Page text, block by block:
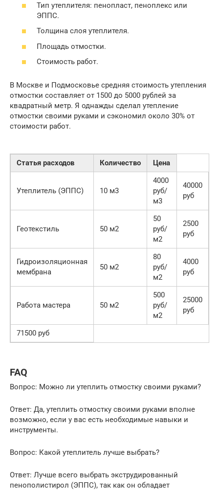
Тип утеплителя: пенопласт, пеноплекс или
ЭППС.
Толщина слоя утеплителя.
Площадь отмостки.
Стоимость работ.
В Москве и Подмосковье средняя стоимость утепления
отмостки составляет от 1500 до 5000 рублей за
квадратный метр. Я однажды сделал утепление
отмостки своими руками и сэкономил около 30% от
стоимости работ.
Статья расходов Количество Цена
Утеплитель (ЭППС) 10 м3
4000
руб/
м3
40000
руб
Геотекстиль 50 м2
50
руб/
м2
2500
руб
Гидроизоляционная
мембрана
50 м2
80
руб/
м2
4000
руб
Работа мастера 50 м2
500
руб/
м2
25000
руб
71500 руб
FAQ
Вопрос: Можно ли утеплить отмостку своими руками?
Ответ: Да, утеплить отмостку своими руками вполне
возможно, если у вас есть необходимые навыки и
инструменты.
Вопрос: Какой утеплитель лучше выбрать?
Ответ: Лучше всего выбрать экструдированный
пенополистирол (ЭППС), так как он обладает